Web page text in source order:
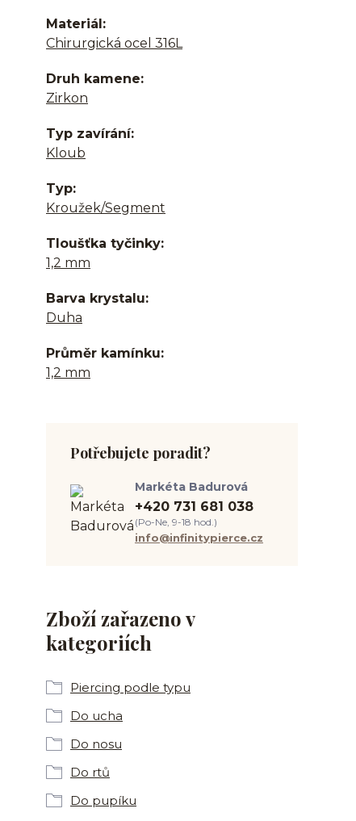
Materiál
Chirurgická ocel 316L
Druh kamene
Zirkon
Typ zavírání
Kloub
Typ
Kroužek/Segment
Tloušťka tyčinky
1,2 mm
Barva krystalu
Duha
Průměr kamínku
1,2 mm
Zboží zařazeno v
kategoriích
Piercing podle typu
Do ucha
Do nosu
Do rtů
Do pupíku
Potřebujete poradit?
Markéta Badurová
+420 731 681 038
(Po-Ne, 9-18 hod.)
info@infinitypierce.cz